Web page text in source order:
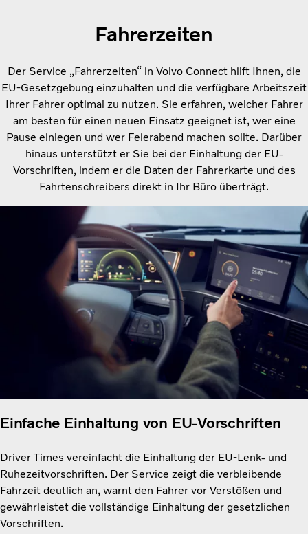
Fahrerzeiten
Der Service „Fahrerzeiten“ in Volvo Connect hilft Ihnen, die
EU-Gesetzgebung einzuhalten und die verfügbare Arbeitszeit
Ihrer Fahrer optimal zu nutzen. Sie erfahren, welcher Fahrer
am besten für einen neuen Einsatz geeignet ist, wer eine
Pause einlegen und wer Feierabend machen sollte. Darüber
hinaus unterstützt er Sie bei der Einhaltung der EU-
Vorschriften, indem er die Daten der Fahrerkarte und des
Fahrtenschreibers direkt in Ihr Büro überträgt.
Einfache Einhaltung von EU-Vorschriften
Driver Times vereinfacht die Einhaltung der EU-Lenk- und
Ruhezeitvorschriften. Der Service zeigt die verbleibende
Fahrzeit deutlich an, warnt den Fahrer vor Verstößen und
gewährleistet die vollständige Einhaltung der gesetzlichen
Vorschriften.